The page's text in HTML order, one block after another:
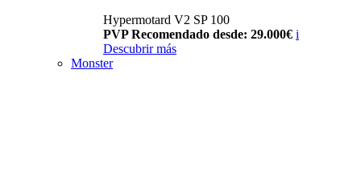
Hypermotard V2 SP 100
PVP Recomendado desde: 29.000€ i
Descubrir más
Monster